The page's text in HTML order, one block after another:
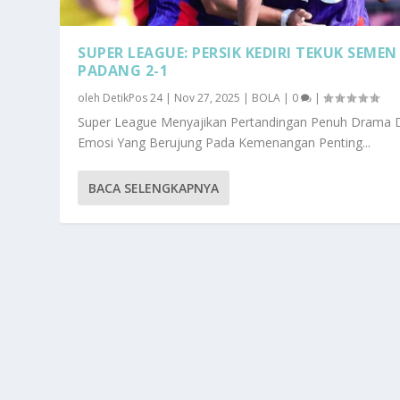
SUPER LEAGUE: PERSIK KEDIRI TEKUK SEMEN
PADANG 2-1
oleh DetikPos 24| Nov 27, 2025 | BOLA | 0 |
Super League Menyajikan Pertandingan Penuh Drama
Emosi Yang Berujung Pada Kemenangan Penting...
BACA SELENGKAPNYA